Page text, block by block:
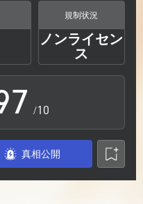
規制状況
ノンライセン
ス
5
6
7
8
9
/10
真相公開